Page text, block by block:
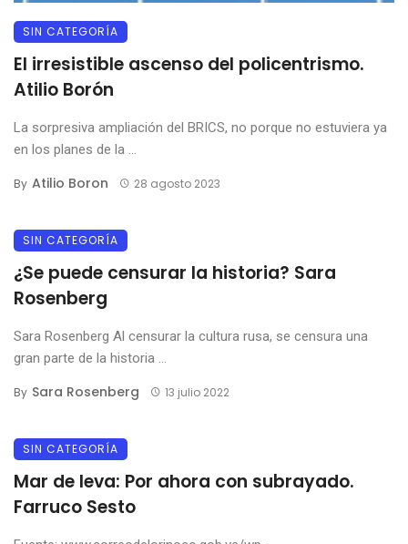
SIN CATEGORÍA
El irresistible ascenso del policentrismo.
Atilio Borón
La sorpresiva ampliación del BRICS, no porque no estuviera ya
en los planes de la ...
By Atilio Boron 28 agosto 2023
SIN CATEGORÍA
¿Se puede censurar la historia? Sara
Rosenberg
Sara Rosenberg Al censurar la cultura rusa, se censura una
gran parte de la historia ...
By Sara Rosenberg 13 julio 2022
SIN CATEGORÍA
Mar de leva: Por ahora con subrayado.
Farruco Sesto